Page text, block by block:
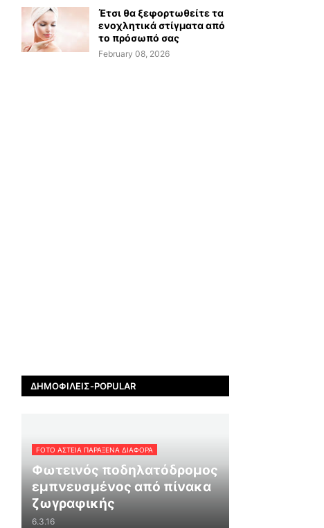
Έτσι θα ξεφορτωθείτε τα
ενοχλητικά στίγματα από
το πρόσωπό σας
February 08, 2026
ΔΗΜΟΦΙΛΕΊΣ-POPULAR
FOTO ΑΣΤΕΙΑ ΠΑΡΑΞΕΝΑ ΔΙΑΦΟΡΑ
Φωτεινός ποδηλατόδρομος
εμπνευσμένος από πίνακα
ζωγραφικής
6.3.16